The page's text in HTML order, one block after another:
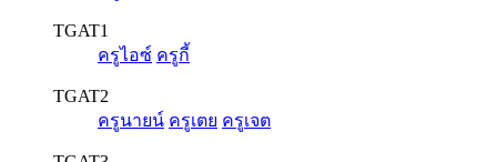
TGAT1
ครูไอซ์ ครูกี้
TGAT2
ครูนายน์ ครูเตย ครูเจต